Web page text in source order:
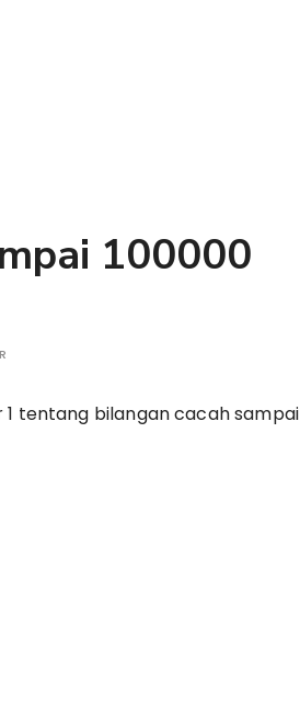
100000
tentang bilangan cacah sampai